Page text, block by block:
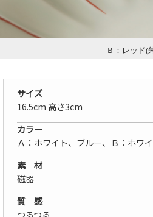
Ｂ：レッド(
サイズ
16.5cm 高さ3cm
カラー
Ａ：ホワイト、ブルー、Ｂ：ホワ
素 材
磁器
質 感
つるつる